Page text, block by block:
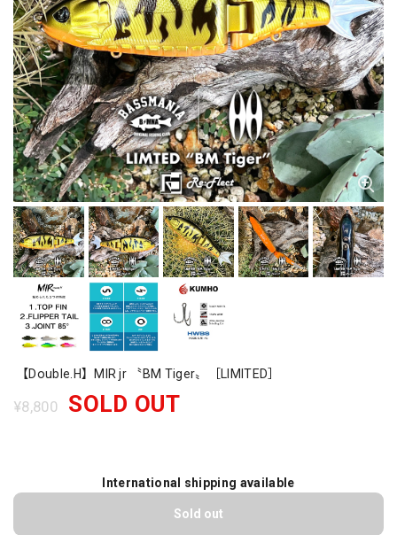
【Double.H】MIR jr 〝BM Tiger〟［LIMITED］
¥8,800 SOLD OUT
International shipping available
Sold out